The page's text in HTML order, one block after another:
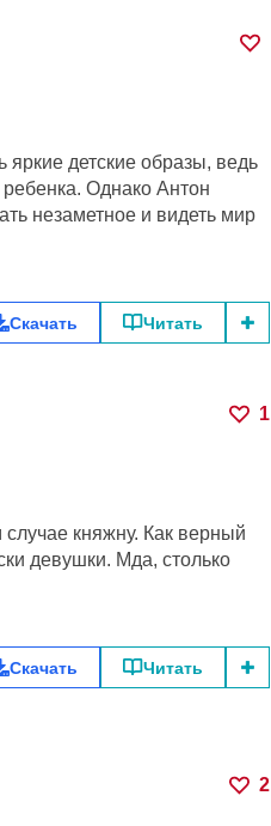
яркие детские образы, ведь
Однако Антон
незаметное и видеть мир
Скачать Читать
1
княжну. Как верный
девушки. Мда, столько
Скачать Читать
2